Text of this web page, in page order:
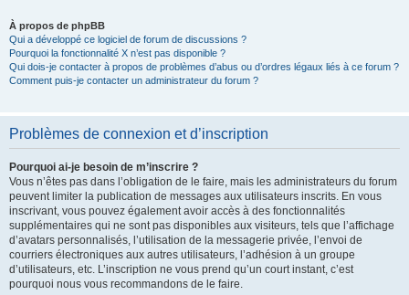
À propos de phpBB
Qui a développé ce logiciel de forum de discussions ?
Pourquoi la fonctionnalité X n’est pas disponible ?
Qui dois-je contacter à propos de problèmes d’abus ou d’ordres légaux liés à ce forum ?
Comment puis-je contacter un administrateur du forum ?
Problèmes de connexion et d’inscription
Pourquoi ai-je besoin de m’inscrire ?
Vous n’êtes pas dans l’obligation de le faire, mais les administrateurs du forum
peuvent limiter la publication de messages aux utilisateurs inscrits. En vous
inscrivant, vous pouvez également avoir accès à des fonctionnalités
supplémentaires qui ne sont pas disponibles aux visiteurs, tels que l’affichage
d’avatars personnalisés, l’utilisation de la messagerie privée, l’envoi de
courriers électroniques aux autres utilisateurs, l’adhésion à un groupe
d’utilisateurs, etc. L’inscription ne vous prend qu’un court instant, c’est
pourquoi nous vous recommandons de le faire.